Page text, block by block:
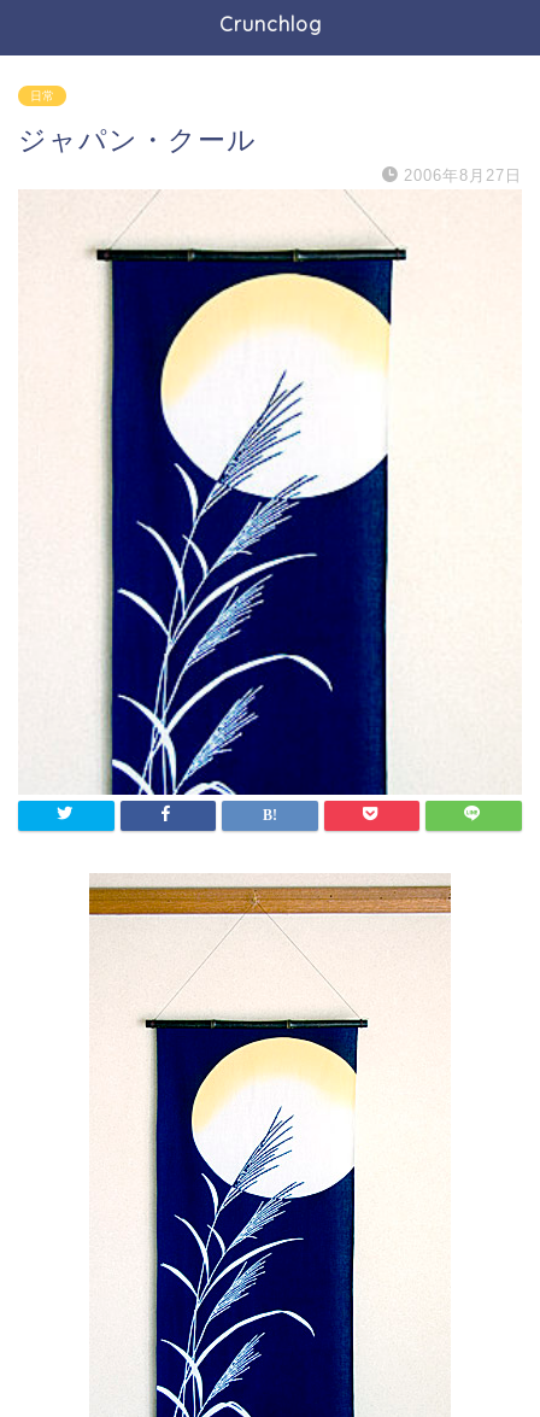
Crunchlog
日常
ジャパン・クール
2006年8月27日